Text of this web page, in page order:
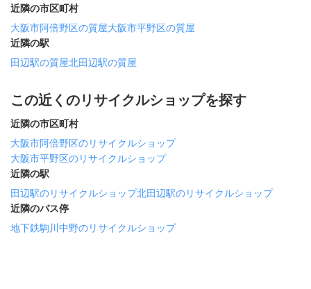
近隣の市区町村
大阪市阿倍野区の質屋大阪市平野区の質屋
近隣の駅
田辺駅の質屋北田辺駅の質屋
この近くのリサイクルショップを探す
近隣の市区町村
大阪市阿倍野区のリサイクルショップ
大阪市平野区のリサイクルショップ
近隣の駅
田辺駅のリサイクルショップ北田辺駅のリサイクルショップ
近隣のバス停
地下鉄駒川中野のリサイクルショップ